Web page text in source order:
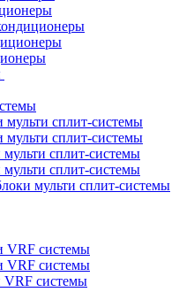
мульти сплит-системы
мульти сплит-системы
сплит-системы
сплит-системы
мульти сплит-системы
VRF системы
VRF системы
VRF системы